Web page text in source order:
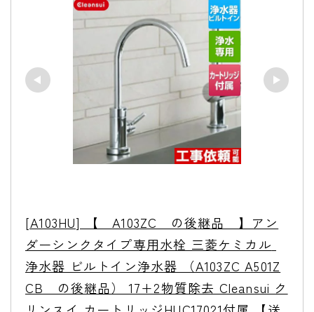
[A103HU] 【　A103ZC　の後継品　】アン
ダーシンクタイプ専用水栓 三菱ケミカル
浄水器 ビルトイン浄水器 （A103ZC A501Z
CB　の後継品） 17+2物質除去 Cleansui ク